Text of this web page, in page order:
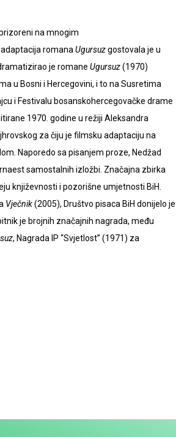
na mnogim
romanaUgursuzgostovala je u
je romane Ugursuz(1970)
u Bosni i Hercegovini, i to na Susretima
i Festivalu bosanskohercegovačke drame
1970. godine u režiji Aleksandra
za čiju je filmsku adaptaciju na
Naporedo sa pisanjem proze, Nedžad
samostalnih izložbi. Značajna zbirka
književnosti i pozorišne umjetnosti BiH.
Vječnik(2005), Društvo pisaca BiH donijelo je
je brojnih značajnih nagrada, među
, Nagrada IP “Svjetlost” (1971) za